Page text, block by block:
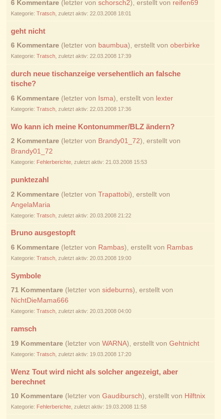
6 Kommentare(letzter von schorsch2), erstellt von reifen69
Kategorie: Tratsch, zuletzt aktiv: 22.03.2008 18:01
geht nicht
6 Kommentare(letzter von baumbua), erstellt von oberbirke
Kategorie: Tratsch, zuletzt aktiv: 22.03.2008 17:39
durch neue tischanzeige versehentlich an falsche
tische?
6 Kommentare(letzter von Isma), erstellt von lexter
Kategorie: Tratsch, zuletzt aktiv: 22.03.2008 17:36
Wo kann ich meine Kontonummer/BLZ ändern?
2 Kommentare(letzter von Brandy01_72), erstellt von
Brandy01_72
Kategorie: Fehlerberichte, zuletzt aktiv: 21.03.2008 15:53
punktezahl
2 Kommentare(letzter von Trapattobi), erstellt von
AngelaMaria
Kategorie: Tratsch, zuletzt aktiv: 20.03.2008 21:22
Bruno ausgestopft
6 Kommentare(letzter von Rambas), erstellt von Rambas
Kategorie: Tratsch, zuletzt aktiv: 20.03.2008 19:00
Symbole
71 Kommentare(letzter von sideburns), erstellt von
NichtDieMama666
Kategorie: Tratsch, zuletzt aktiv: 20.03.2008 04:00
ramsch
19 Kommentare(letzter von WARNA), erstellt von Gehtnicht
Kategorie: Tratsch, zuletzt aktiv: 19.03.2008 17:20
Wenz Tout wird nicht als solcher angezeigt, aber
berechnet
10 Kommentare(letzter von Gaudibursch), erstellt von Hilftnix
Kategorie: Fehlerberichte, zuletzt aktiv: 19.03.2008 11:58